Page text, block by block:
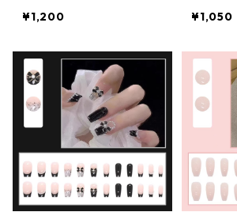
¥1,200
¥1,050